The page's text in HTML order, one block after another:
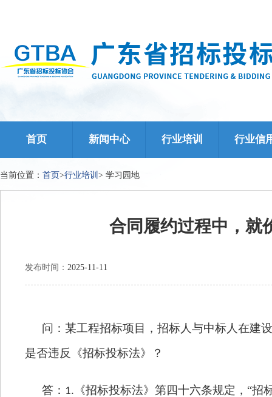
首页 新闻中心 行业培训 行业信
当前位置： 首页>行业培训 > 学习园地
合同履约过程中，就
发布时间： 2025-11-11